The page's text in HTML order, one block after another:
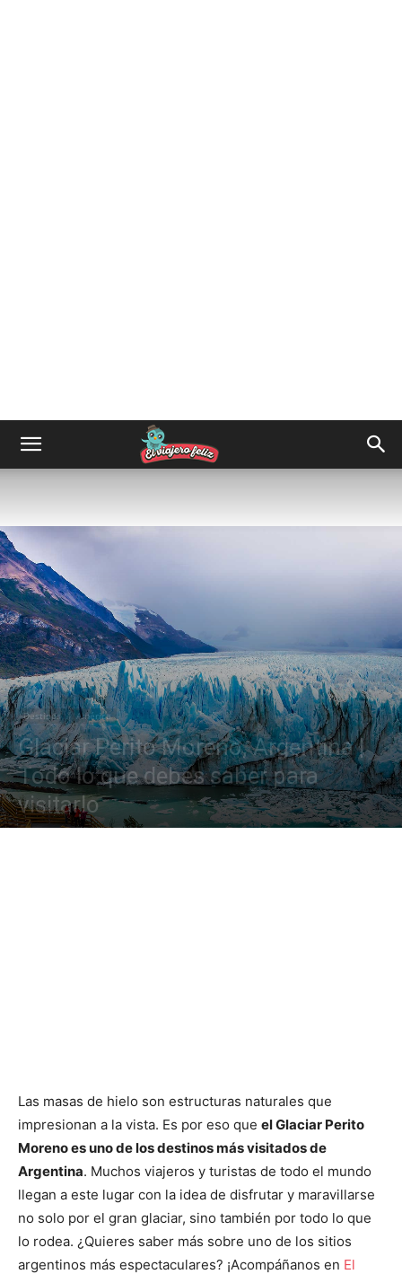
Destinos América
Glaciar Perito Moreno, Argentina |
Todo lo que debes saber para
visitarlo
Las masas de hielo son estructuras naturales que
impresionan a la vista. Es por eso que el Glaciar Perito
Moreno es uno de los destinos más visitados de
Argentina. Muchos viajeros y turistas de todo el mundo
llegan a este lugar con la idea de disfrutar y maravillarse
no solo por el gran glaciar, sino también por todo lo que
lo rodea. ¿Quieres saber más sobre uno de los sitios
argentinos más espectaculares? ¡Acompáñanos en El